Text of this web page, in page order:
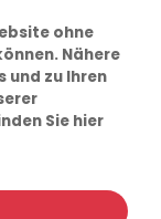
ohne
Nähere
und zu Ihren
Sie hier